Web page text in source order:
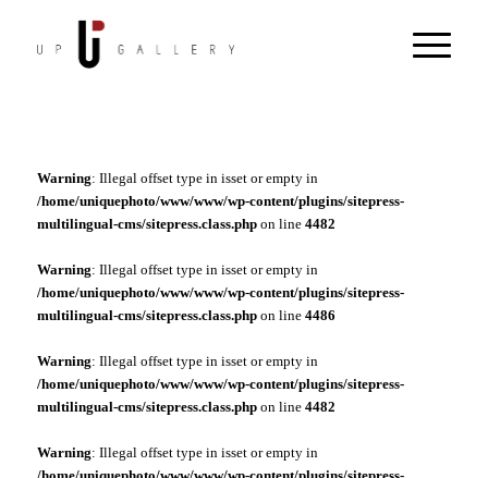
Warning: Illegal offset type in isset or empty in
/home/uniquephoto/www/www/wp-content/plugins/sitepress-
multilingual-cms/sitepress.class.phpon line 4482
Warning: Illegal offset type in isset or empty in
/home/uniquephoto/www/www/wp-content/plugins/sitepress-
multilingual-cms/sitepress.class.phpon line 4486
Warning: Illegal offset type in isset or empty in
/home/uniquephoto/www/www/wp-content/plugins/sitepress-
multilingual-cms/sitepress.class.phpon line 4482
Warning: Illegal offset type in isset or empty in